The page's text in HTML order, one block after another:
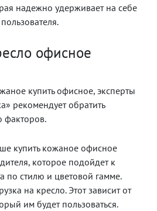
надежно удерживает на себе
офисное
купить офисное, эксперты
рекомендует обратить
факторов.
купить кожаное офисное
которое подойдет к
по стилю и цветовой гамме.
на кресло. Этот зависит от
им будет пользоваться.